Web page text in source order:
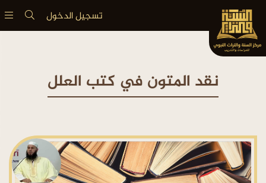
تسجيل الدخول
نقد المتون في كتب العلل